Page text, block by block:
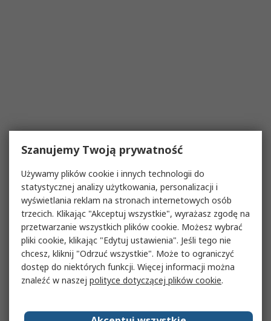
Szanujemy Twoją prywatność
Używamy plików cookie i innych technologii do
statystycznej analizy użytkowania, personalizacji i
wyświetlania reklam na stronach internetowych osób
trzecich. Klikając "Akceptuj wszystkie", wyrażasz zgodę na
przetwarzanie wszystkich plików cookie. Możesz wybrać
pliki cookie, klikając "Edytuj ustawienia". Jeśli tego nie
chcesz, kliknij "Odrzuć wszystkie". Może to ograniczyć
dostęp do niektórych funkcji. Więcej informacji można
znaleźć w naszej polityce dotyczącej plików cookie.